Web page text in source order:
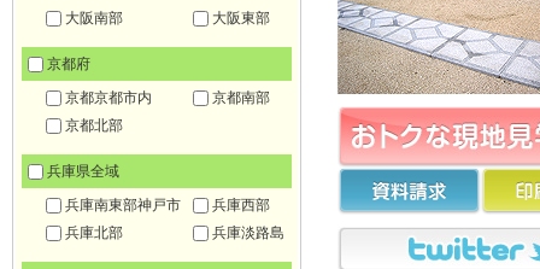
大阪南部
大阪東部
京都府
京都京都市内
京都南部
京都北部
兵庫県全域
兵庫南東部神戸市
兵庫西部
兵庫北部
兵庫淡路島